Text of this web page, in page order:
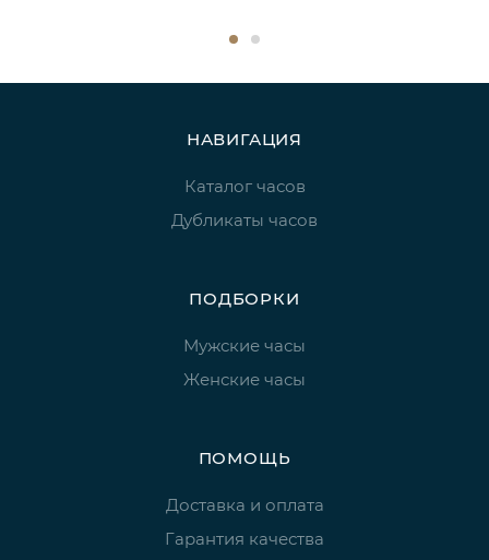
НАВИГАЦИЯ
Каталог часов
Дубликаты часов
ПОДБОРКИ
Мужские часы
Женские часы
ПОМОЩЬ
Доставка и оплата
Гарантия качества